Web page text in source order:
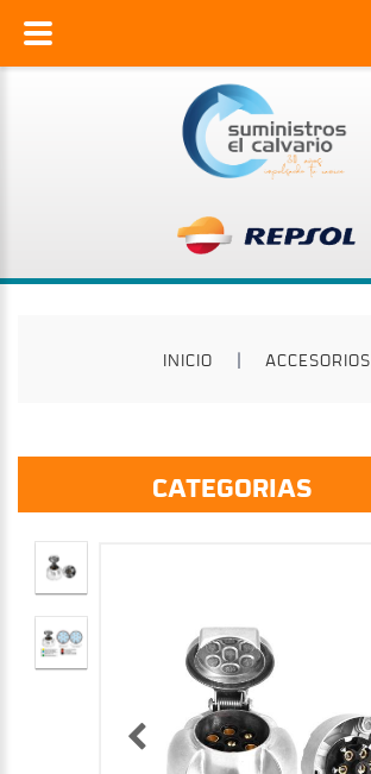
INICIO | ACCESORIOS
CATEGORIAS